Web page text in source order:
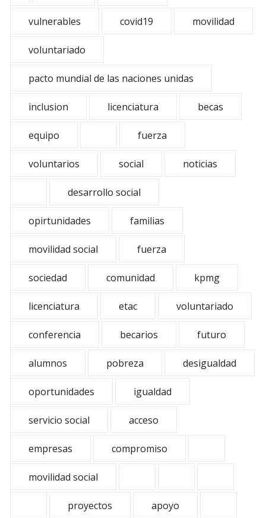
vulnerables covid19 movilidad
voluntariado
pacto mundial de las naciones unidas
inclusion licenciatura becas
equipo fuerza
voluntarios social noticias
desarrollo social
opirtunidades familias
movilidad social fuerza
sociedad comunidad kpmg
licenciatura etac voluntariado
conferencia becarios futuro
alumnos pobreza desigualdad
oportunidades igualdad
servicio social acceso
empresas compromiso
movilidad social
proyectos apoyo